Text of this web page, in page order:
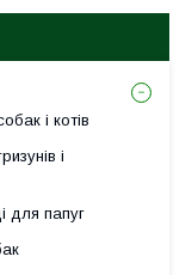
і котів
і
для папуг